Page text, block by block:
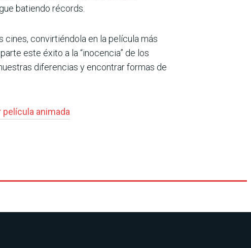
batiendo récords.
convirtiéndola en la película más
este éxito a la “inocencia” de los
diferencias y encontrar formas de
película animada